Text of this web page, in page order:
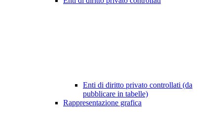
Enti di diritto privato controllati (da
pubblicare in tabelle)
Rappresentazione grafica